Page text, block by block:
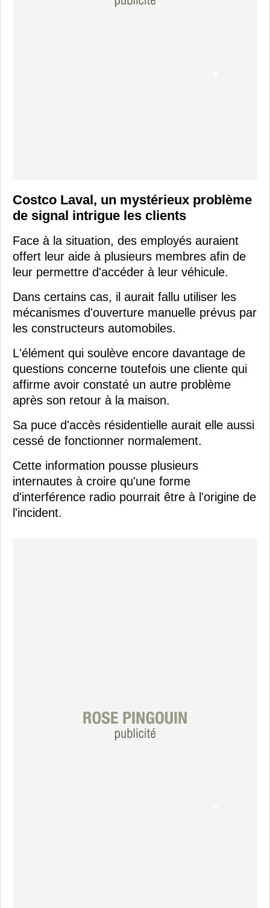
Costco Laval, un mystérieux problème
de signal intrigue les clients
Face à la situation, des employés auraient
offert leur aide à plusieurs membres afin de
leur permettre d'accéder à leur véhicule.
Dans certains cas, il aurait fallu utiliser les
mécanismes d'ouverture manuelle prévus par
les constructeurs automobiles.
L'élément qui soulève encore davantage de
questions concerne toutefois une cliente qui
affirme avoir constaté un autre problème
après son retour à la maison.
Sa puce d'accès résidentielle aurait elle aussi
cessé de fonctionner normalement.
Cette information pousse plusieurs
internautes à croire qu'une forme
d'interférence radio pourrait être à l'origine de
l'incident.